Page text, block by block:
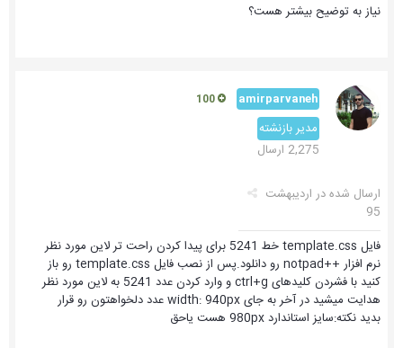
نیاز به توضیح بیشتر هست؟
amirparvaneh
مدیر بازنشته
2,275 ارسال
ارسال شده در اردیبهشت
95
فایل template.css خط 5241 برای پیدا کردن راحت تر لاین مورد نظر
نرم افزار ++notpad رو دانلود.پس از نصب فایل template.css رو باز
کنید با فشردن کلیدهای ctrl+g و وارد کردن عدد 5241 به لاین مورد نظر
هدایت میشید در آخر به جای width: 940px عدد دلخواهتون رو قرار
بدید نکته:سایز استاندارد 980px هست یاحق